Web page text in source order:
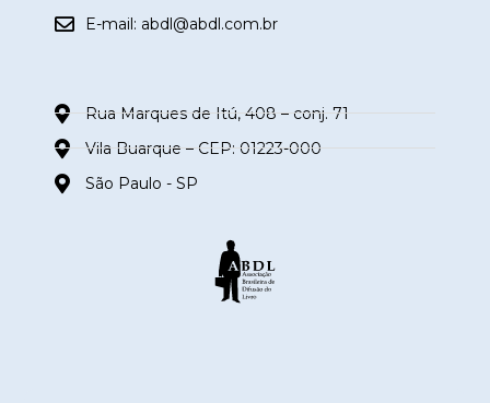
E-mail: abdl@abdl.com.br
Rua Marques de Itú, 408 – conj. 71
Vila Buarque – CEP: 01223-000
São Paulo - SP